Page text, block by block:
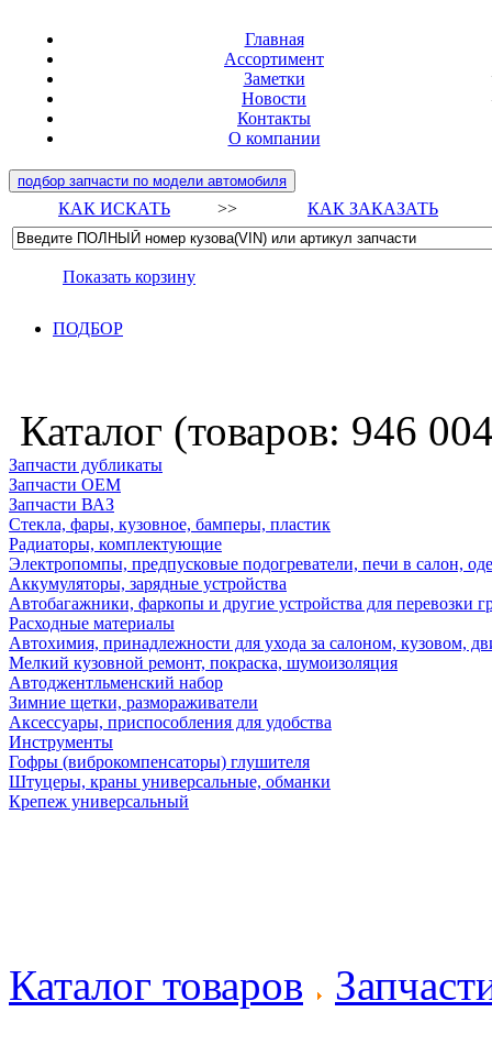
Главная
Ассортимент
Заметки
Новости
Контакты
О компании
подбор запчасти по модели автомобиля
КАК ИСКАТЬ >> КАК ЗАКАЗАТЬ
Показать корзину
ПОДБОР
Каталог (товаров: 946
Запчасти дубликаты
Запчасти ОЕМ
Запчасти ВАЗ
Стекла, фары, кузовное, бамперы, пластик
Радиаторы, комплектующие
Электропомпы, предпусковые подогреватели, печи в салон,
Аккумуляторы, зарядные устройства
Автобагажники, фаркопы и другие устройства для перевозки
Расходные материалы
Автохимия, принадлежности для ухода за салоном, кузовом,
Мелкий кузовной ремонт, покраска, шумоизоляция
Автоджентльменский набор
Зимние щетки, размораживатели
Аксессуары, приспособления для удобства
Инструменты
Гофры (виброкомпенсаторы) глушителя
Штуцеры, краны универсальные, обманки
Крепеж универсальный
Каталог товаров